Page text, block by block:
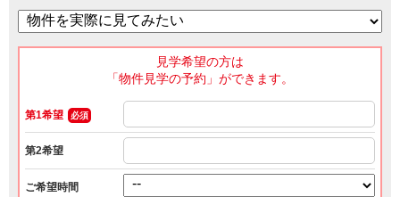
見学希望の方は
「物件見学の予約」ができます。
第1希望 必須
第2希望
ご希望時間